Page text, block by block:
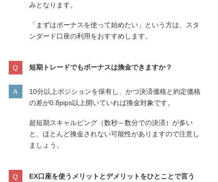
みとなります。
「まずはボーナスを使って始めたい」という方は、スタ
ンダード口座の利用をおすすめします。
短期トレードでもボーナスは換金できますか？
10分以上ポジションを保有し、かつ決済価格と約定価格
の差が0.8pips以上開いていれば換金対象です。
超短期スキャルピング（数秒～数分での決済）が多い
と、ほとんど換金されない可能性がありますので注意し
ましょう。
EX口座を使うメリットとデメリットをひとことで言う